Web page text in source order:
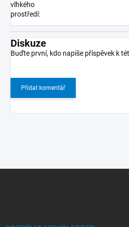
vlhkého
prostředí:
Diskuze
Buďte první, kdo napíše příspěvek k
Přidat komentář